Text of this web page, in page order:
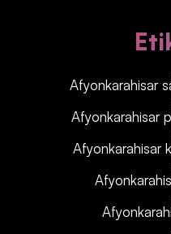
Afyonkarahisar‎‎‎‎
Afyonkarahisar‎‎‎‎
Afyonkarahisar‎‎‎‎